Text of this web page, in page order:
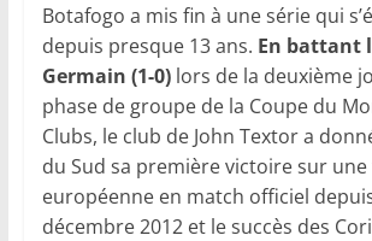
Botafogo a mis fin à une série qui
depuis presque 13 ans. En battant
Germain (1-0)lors de la deuxième
phase de groupe de la Coupe du
Clubs, le club de John Textor a
du Sud sa première victoire sur
européenne en match officiel
décembre 2012 et le succès des